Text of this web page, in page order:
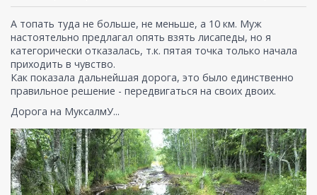
А топать туда не больше, не меньше, а 10 км. Муж
настоятельно предлагал опять взять лисапеды, но я
категорически отказалась, т.к. пятая точка только начала
приходить в чувство.
Как показала дальнейшая дорога, это было единственно
правильное решение - передвигаться на своих двоих.
Дорога на МуксалмУ...